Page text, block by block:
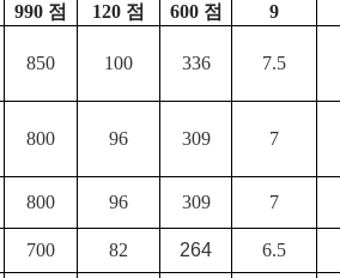
990 점 120 점 600 점
9
850 100 336 7.5
800 96 309 7
800 96 309 7
700 82 264
6.5